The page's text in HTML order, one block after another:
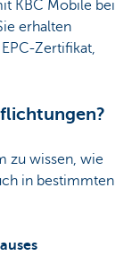
KBC Mobile bei
erhalten
Zertifikat,
zu wissen, wie
in bestimmten